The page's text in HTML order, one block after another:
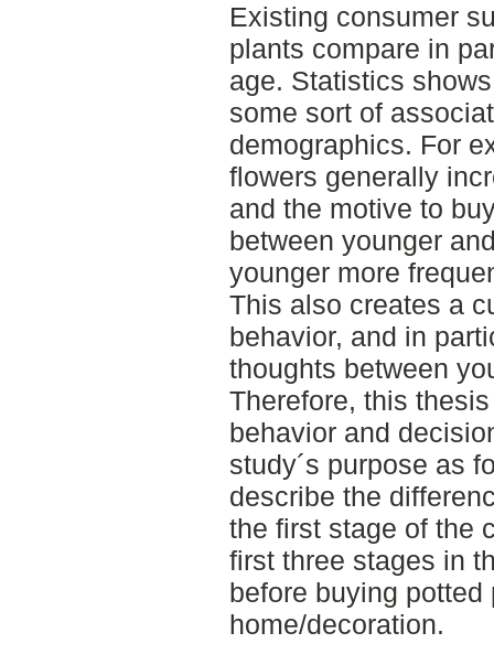
Existing consumer
plants compare in
age. Statistics
some sort of
demographics. For
flowers generally
and the motive to
between younger
younger more
This also creates a
behavior, and in
thoughts between
Therefore, this
behavior and
study´s purpose as
describe the
the first stage of the
first three stages in
before buying potted
home/decoration.